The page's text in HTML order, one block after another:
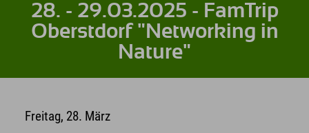
28. - 29.03.2025 - FamTrip
Oberstdorf "Networking in
Nature"
Freitag, 28. März